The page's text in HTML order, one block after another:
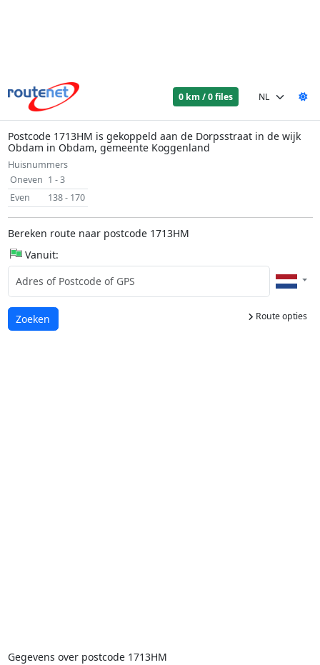
0 km / 0 files
Postcode 1713HM is gekoppeld aan de Dorpsstraat in de wijk
Obdam in Obdam, gemeente Koggenland
Huisnummers
Oneven 1 - 3
Even
138 - 170
Bereken route naar postcode 1713HM
Vanuit:
Route opties
Laden...
Zoeken
Gegevens over postcode 1713HM